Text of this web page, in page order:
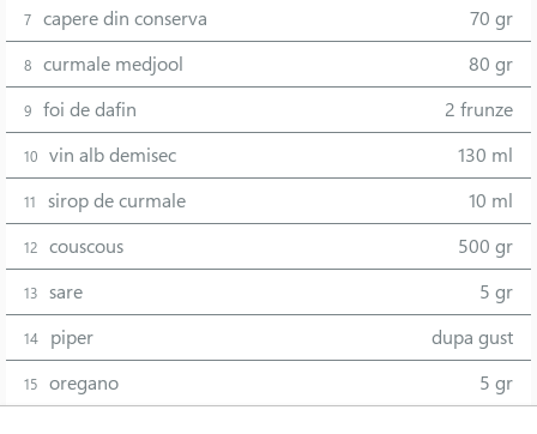
7 capere din conserva 70 gr
8 curmale medjool 80 gr
9 foi de dafin 2 frunze
10 vin alb demisec 130 ml
11 sirop de curmale 10 ml
12 couscous 500 gr
13 sare 5 gr
14 piper dupa gust
15 oregano 5 gr